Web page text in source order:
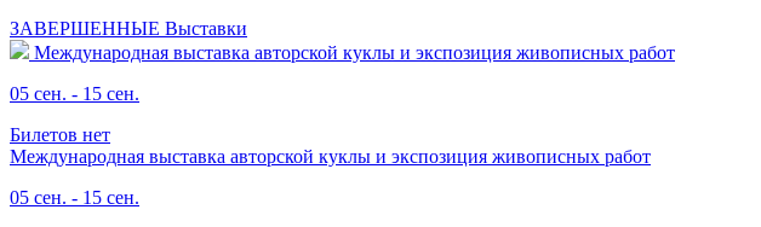
ЗАВЕРШЕННЫЕ Выставки
Международная выставка авторской куклы и экспозиция живописных работ
05 сен. - 15 сен.
Билетов нет
Международная выставка авторской куклы и экспозиция живописных работ
05 сен. - 15 сен.